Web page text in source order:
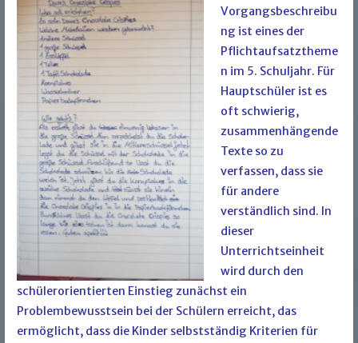
Vorgangsbeschreibu
ng ist eines der
Pflichtaufsatztheme
n im 5. Schuljahr. Für
Hauptschüler ist es
oft schwierig,
zusammenhängende
Texte so zu
verfassen, dass sie
für andere
verständlich sind. In
dieser
Unterrichtseinheit
wird durch den
schülerorientierten Einstieg zunächst ein
Problembewusstsein bei der Schülern erreicht, das
ermöglicht, dass die Kinder selbstständig Kriterien für